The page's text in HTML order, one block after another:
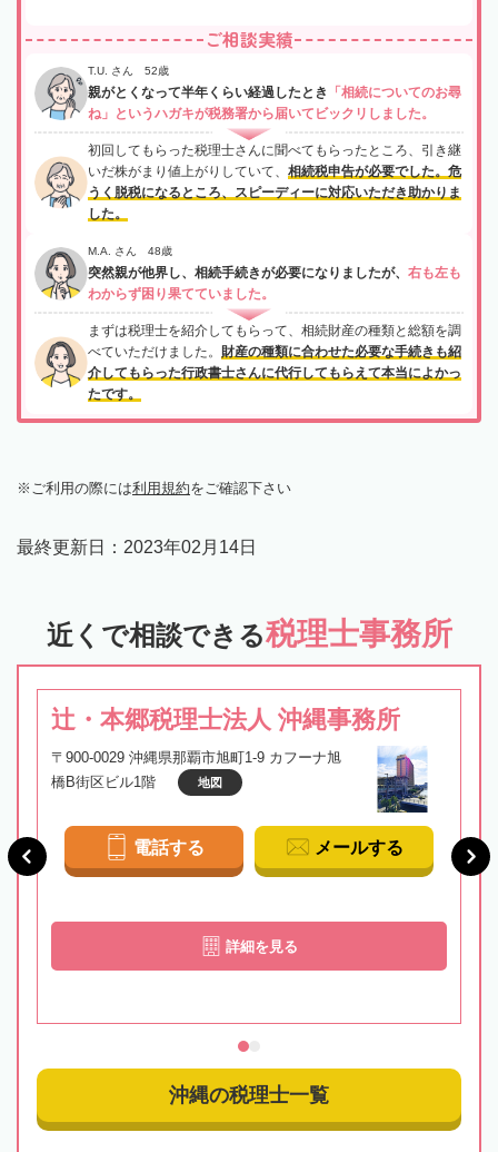
ご相談実績
T.U. さん 52歳
親がとくなって半年くらい経過したとき
「相続についてのお尋
ね」というハガキが税務署から届いてビックリしました。
初回してもらった税理士さんに聞べてもらったところ、引き継
いだ株がまり値上がりしていて、 相続税申告が必要でした。危
うく脱税になるところ、スピーディーに対応いただき助かりま
した。
M.A. さん 48歳
突然親が他界し、相続手続きが必要になりましたが、 右も左も
わからず困り果てていました。
まずは税理士を紹介してもらって、相続財産の種類と総額を調
べていただけました。 財産の種類に合わせた必要な手続きも紹
介してもらった行政書士さんに代行してもらえて本当によかっ
たです。
ご利用の際には利用規約をご確認下さい
最終更新日： 2023年02月14日
近くで相談できる税理士事務所
辻・本郷税理士法人 沖縄事務所
〒900-0029 沖縄県那覇市旭町1-9 カフーナ旭
橋B街区ビル1階
地図
電話する メールする
詳細を見る
沖縄の税理士一覧